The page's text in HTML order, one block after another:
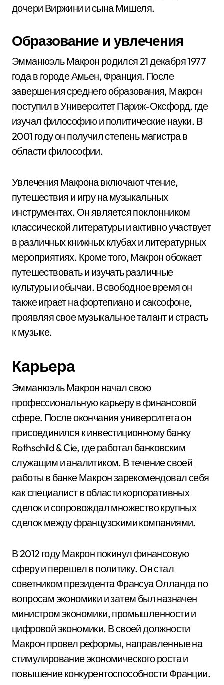
дочери Виржини и сына Мишеля.
Образование и увлечения
Эмманюэль Макрон родился 21 декабря 1977
года в городе Амьен, Франция. После
завершения среднего образования, Макрон
поступил в Университет Париж-Оксфорд, где
изучал философию и политические науки. В
2001 году он получил степень магистра в
области философии.
Увлечения Макрона включают чтение,
путешествия и игру на музыкальных
инструментах. Он является поклонником
классической литературы и активно участвует
в различных книжных клубах и литературных
мероприятиях. Кроме того, Макрон обожает
путешествовать и изучать различные
культуры и обычаи. В свободное время он
также играет на фортепиано и саксофоне,
проявляя свое музыкальное талант и страсть
к музыке.
Карьера
Эмманюэль Макрон начал свою
профессиональную карьеру в финансовой
сфере. После окончания университета он
присоединился к инвестиционному банку
Rothschild & Cie, где работал банковским
служащим и аналитиком. В течение своей
работы в банке Макрон зарекомендовал себя
как специалист в области корпоративных
сделок и сопровождал множество крупных
сделок между французскими компаниями.
В 2012 году Макрон покинул финансовую
сферу и перешел в политику. Он стал
советником президента Франсуа Олланда по
вопросам экономики и затем был назначен
министром экономики, промышленности и
цифровой экономики. В своей должности
Макрон провел реформы, направленные на
стимулирование экономического роста и
повышение конкурентоспособности Франции.